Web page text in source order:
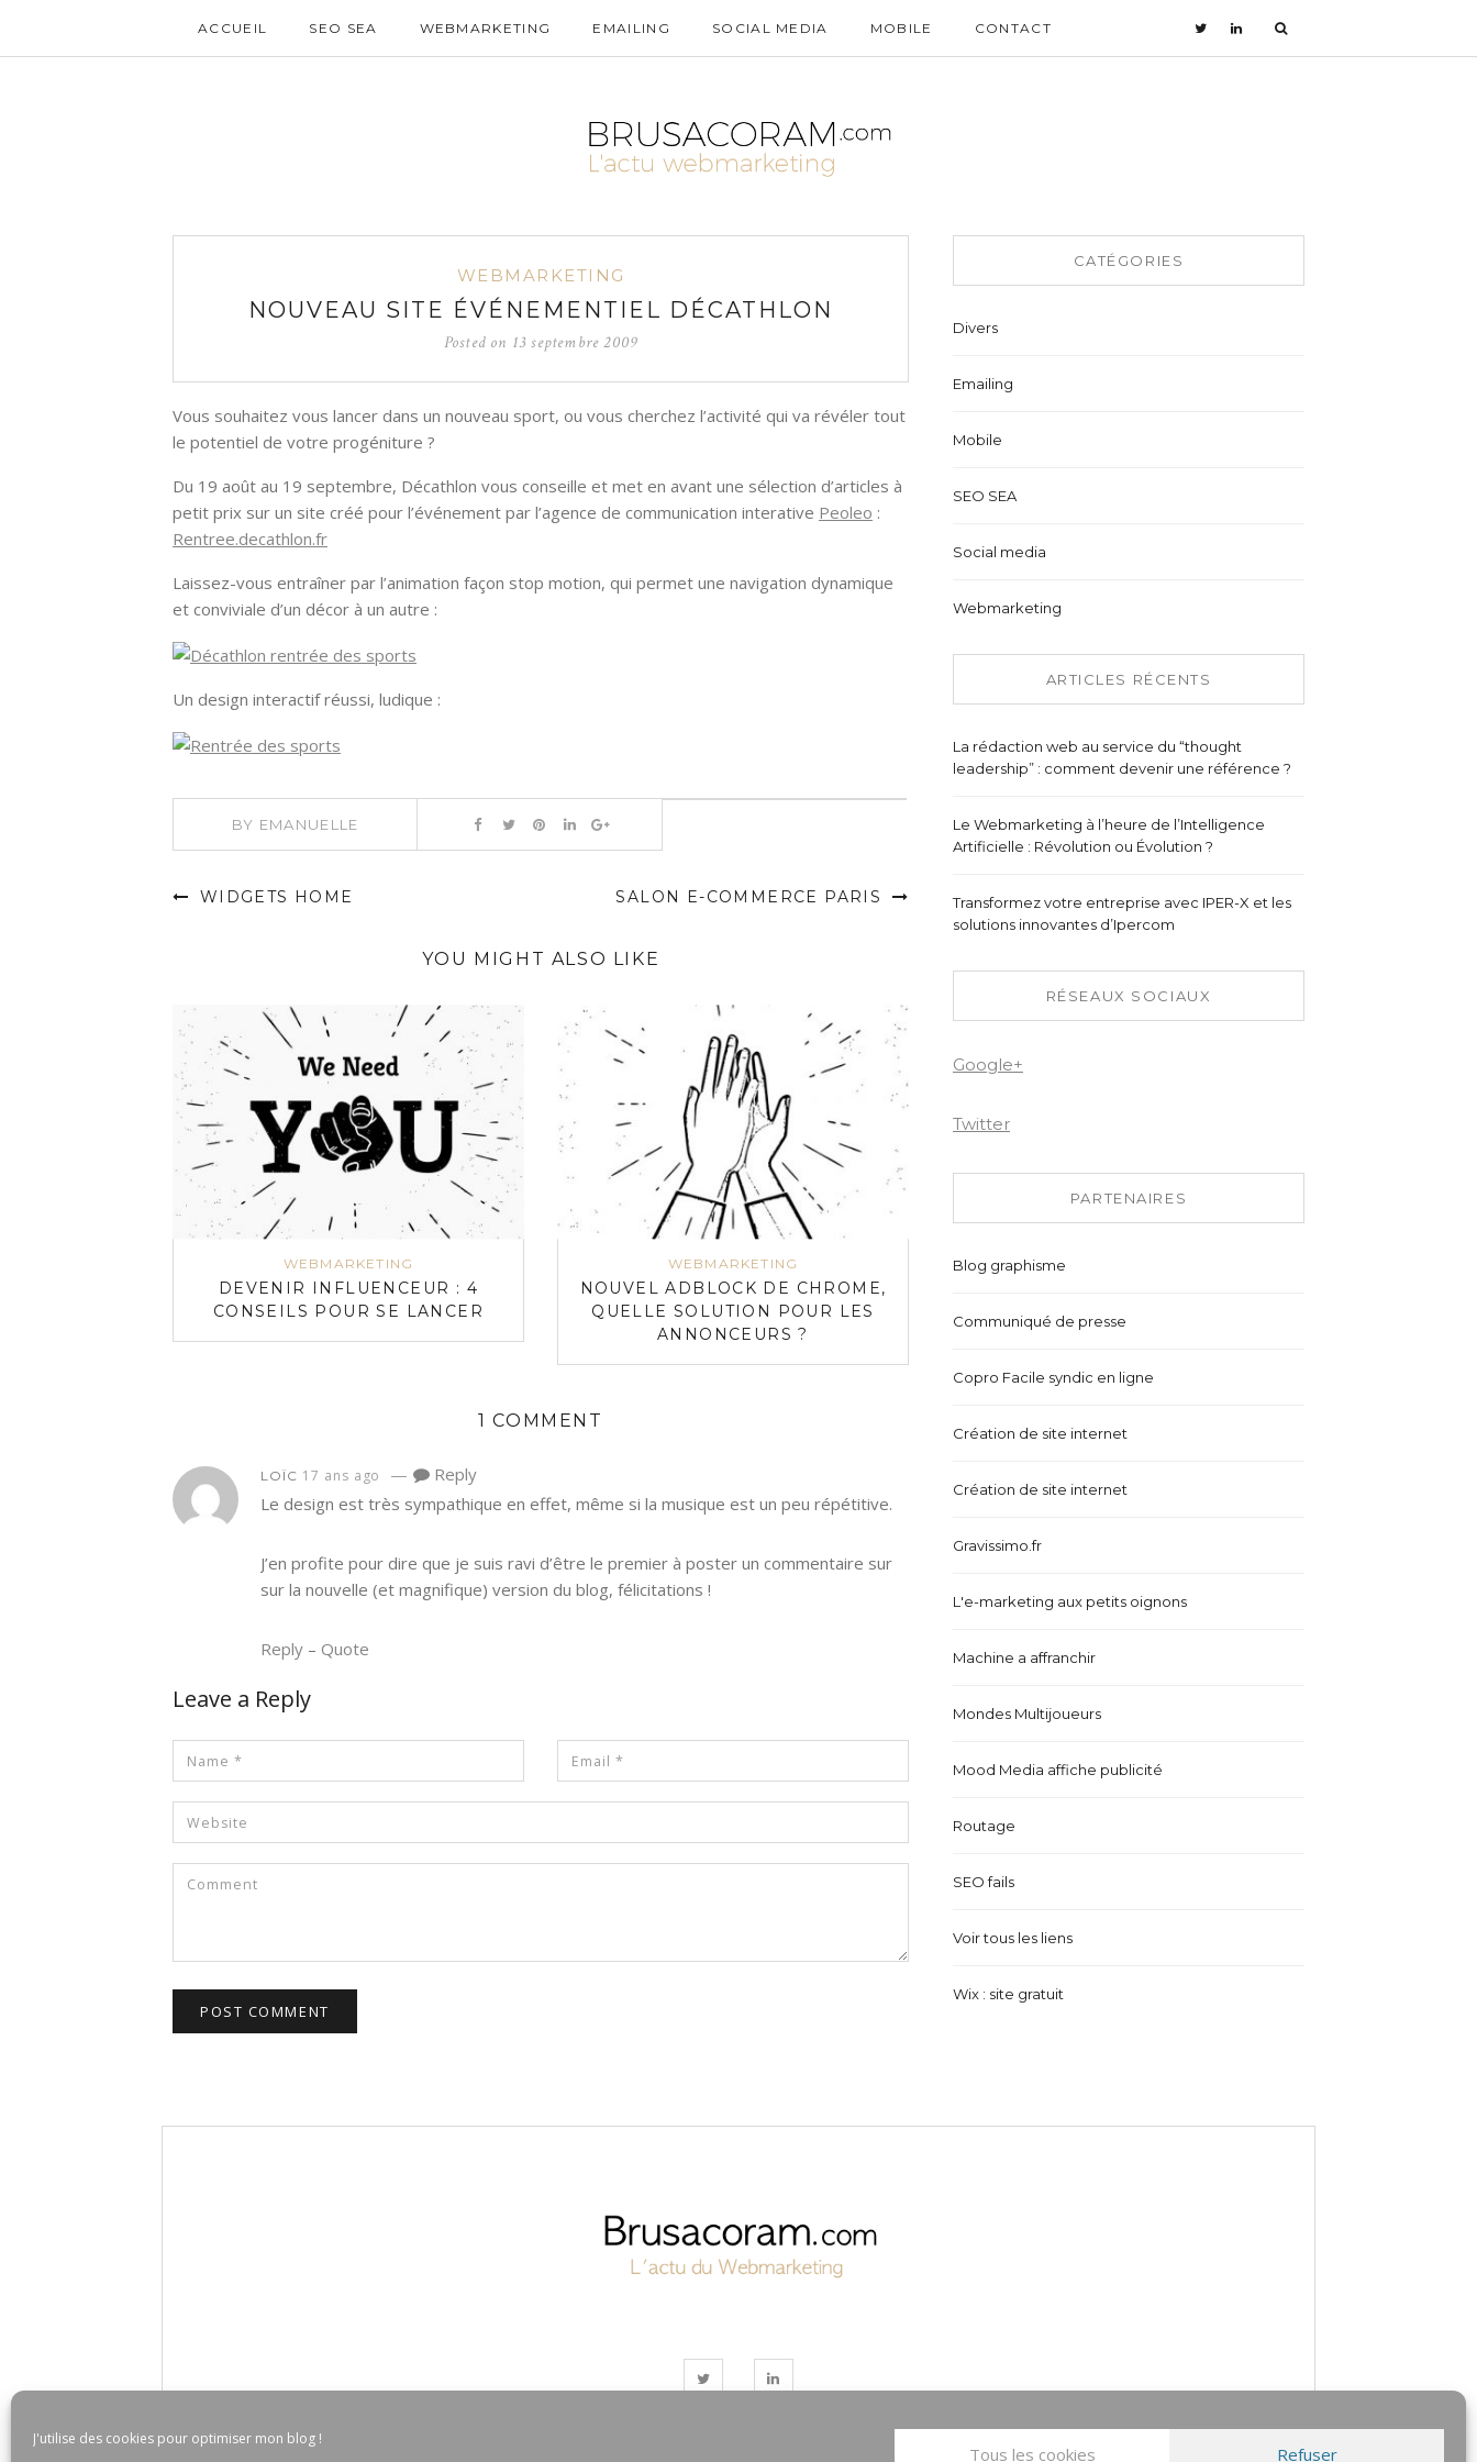
J'utilise des cookies pour optimiser mon blog !
Tous les cookies Refuser
ACCUEIL SEO SEA WEBMARKETING EMAILING SOCIAL MEDIA MOBILE CONTACT
WEBMARKETING
NOUVEAU SITE ÉVÉNEMENTIEL DÉCATHLON
Posted on 13 septembre 2009
Vous souhaitez vous lancer dans un nouveau sport, ou vous cherchez l’activité qui va révéler tout
le potentiel de votre progéniture ?
Du 19 août au 19 septembre, Décathlon vous conseille et met en avant une sélection d’articles à
petit prix sur un site créé pour l’événement par l’agence de communication interative Peoleo :
Rentree.decathlon.fr
Laissez-vous entraîner par l’animation façon stop motion, qui permet une navigation dynamique
et conviviale d’un décor à un autre :
Un design interactif réussi, ludique :
BY EMANUELLE
WIDGETS HOME SALON E-COMMERCE PARIS
YOU MIGHT ALSO LIKE
WEBMARKETING
DEVENIR INFLUENCEUR : 4
CONSEILS POUR SE LANCER
WEBMARKETING
NOUVEL ADBLOCK DE CHROME,
QUELLE SOLUTION POUR LES
ANNONCEURS ?
1 COMMENT
LOÏC 17 ans ago —
Reply
Le design est très sympathique en effet, même si la musique est un peu répétitive.
J’en profite pour dire que je suis ravi d’être le premier à poster un commentaire sur
sur la nouvelle (et magnifique) version du blog, félicitations !
Reply – Quote
Leave a Reply
CATÉGORIES
Divers
Emailing
Mobile
SEO SEA
Social media
Webmarketing
ARTICLES RÉCENTS
La rédaction web au service du “thought
leadership” : comment devenir une référence ?
Le Webmarketing à l’heure de l’Intelligence
Artificielle : Révolution ou Évolution ?
Transformez votre entreprise avec IPER-X et les
solutions innovantes d’Ipercom
RÉSEAUX SOCIAUX
Google+
Twitter
PARTENAIRES
Blog graphisme
Communiqué de presse
Copro Facile syndic en ligne
Création de site internet
Création de site internet
Gravissimo.fr
L'e-marketing aux petits oignons
Machine a affranchir
Mondes Multijoueurs
Mood Media affiche publicité
Routage
SEO fails
Voir tous les liens
Wix : site gratuit